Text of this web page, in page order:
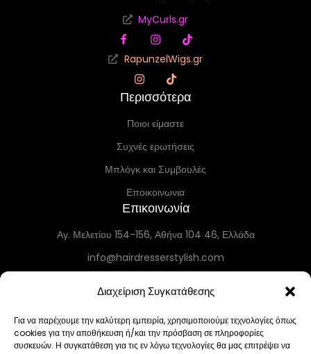
Διαχείριση Συγκατάθεσης
Για να παρέχουμε την καλύτερη εμπειρία, χρησιμοποιούμε τεχνολογίες όπως
cookies για την αποθήκευση ή/και την πρόσβαση σε πληροφορίες
συσκευών. Η συγκατάθεση για τις εν λόγω τεχνολογίες θα μας επιτρέψει να
MyCurls.gr
RapunzelWigs.gr
Περισσότερα
Ποιοι είμαστε
Συχνές ερωτήσεις
Μπλόγκ και Συμβουλές
Εποικοινωνια
Επικοινωνία
Αγ. Μελετίου 154-156, Αθήνα 104 46, Ελλάδα
info@hairdresserstylish.com
Τετ–Τρ 10:30–19:30 • Πέμ 10:30–18:00 • Παρ 12:00–19:30 • Σάβ 12:00–
19:00 • Κυρ–Δευ Κλειστά